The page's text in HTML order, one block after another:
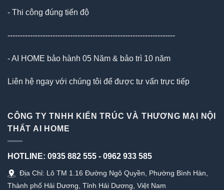
- Thi công đúng tiến độ
-------------------------------------------------------------------
- AI HOME bảo hành 05 Năm & bảo trì 10 năm
Liên hệ ngay với chúng tôi để được tư vấn trực tiếp
CÔNG TY TNHH KIẾN TRÚC VÀ THƯƠNG MẠI NỘI
THẤT AI HOME
HOTLINE: 0935 882 555 - 0962 933 585
Địa Chỉ: Lô TM 1.16 Đường Ngô Quyền, Phường Bình Hàn,
Thành phố Hải Dương, Tỉnh Hải Dương, Việt Nam